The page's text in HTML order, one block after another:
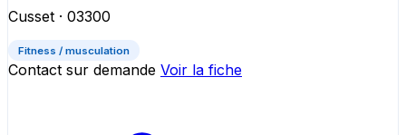
Cusset · 03300
Fitness / musculation
Contact sur demande Voir la fiche